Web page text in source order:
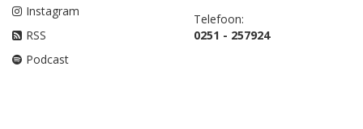
Instagram
RSS
Podcast
Telefoon:
0251 - 257924